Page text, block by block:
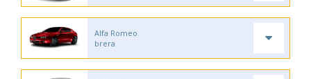
Alfa Romeo
brera